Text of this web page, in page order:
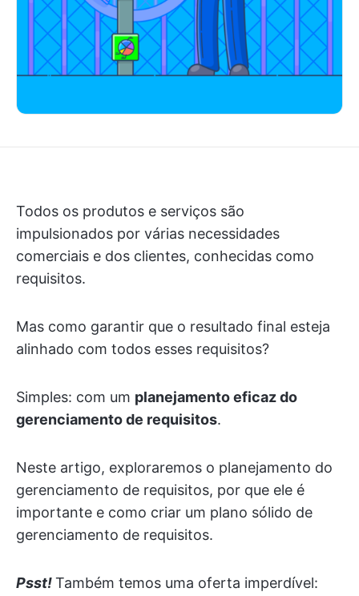
Todos os produtos e serviços são
impulsionados por várias necessidades
comerciais e dos clientes, conhecidas como
requisitos.
Mas como garantir que o resultado final esteja
alinhado com todos esses requisitos?
Simples: com um planejamento eficaz do
gerenciamento de requisitos.
Neste artigo, exploraremos o planejamento do
gerenciamento de requisitos, por que ele é
importante e como criar um plano sólido de
gerenciamento de requisitos.
Psst!Também temos uma oferta imperdível: